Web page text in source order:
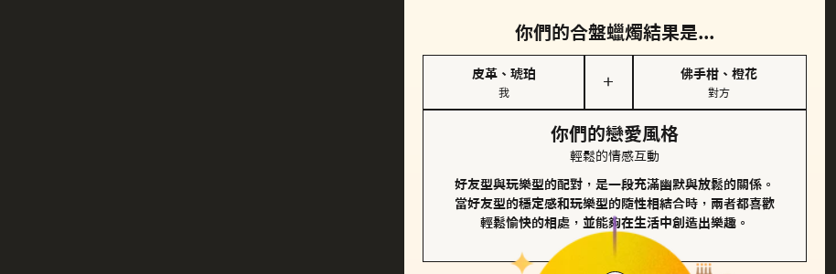
你們的合盤蠟燭結果是...
皮革、琥珀
我
＋
佛手柑、橙花
對方
你們的戀愛風格
輕鬆的情感互動
好友型與玩樂型的配對，是一段充滿幽默與放鬆的關係。
當好友型的穩定感和玩樂型的隨性相結合時，兩者都喜歡
輕鬆愉快的相處，並能夠在生活中創造出樂趣。